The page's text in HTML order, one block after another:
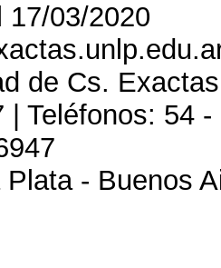
17/03/2020
de Cs.
| Teléfonos: 54
- Buenos